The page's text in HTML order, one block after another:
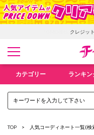
「GMO後払い」お支
クレジッ
カテゴリー ランキン
TOP 人気コーディネート一覧(検